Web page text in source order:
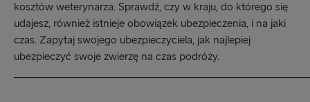
kosztów weterynarza. Sprawdź, czy w kraju, do którego się
udajesz, również istnieje obowiązek ubezpieczenia, i na jaki
czas. Zapytaj swojego ubezpieczyciela, jak najlepiej
ubezpieczyć swoje zwierzę na czas podróży.